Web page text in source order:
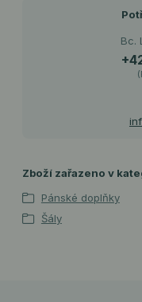
Bc.
Zboží zařazeno v
Pánské doplňky
Šály